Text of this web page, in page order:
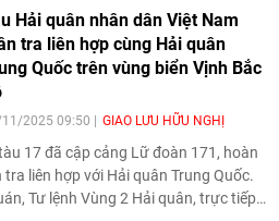
của Tàu 015-Trần Hưng Đạo.
Hải quân nhân dân Việt Nam
tra liên hợp cùng Hải quân
Quốc trên vùng biển Vịnh Bắc
2025 09:50 GIAO LƯU HỮU NGHỊ
17 đã cập cảng Lữ đoàn 171, hoàn
liên hợp với Hải quân Trung Quốc.
Tư lệnh Vùng 2 Hải quân, trực tiếp